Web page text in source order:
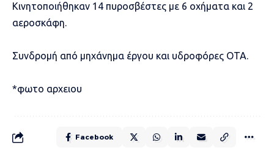
Κινητοποιήθηκαν 14 πυροσβέστες με 6 οχήματα και 2
αεροσκάφη.
Συνδρομή από μηχάνημα έργου και υδροφόρες ΟΤΑ.
*φωτο αρχειου
Facebook